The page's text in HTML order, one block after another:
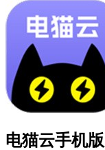
电猫云手机版